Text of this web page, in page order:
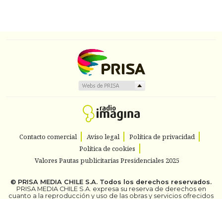
Contacto comercial Aviso legal
Política de privacidad
Política de cookies
Valores Pautas publicitarias Presidenciales 2025
© PRISA MEDIA CHILE S.A. Todos los derechos reservados.
PRISA MEDIA CHILE S.A. expresa su reserva de derechos en
cuanto a la reproducción y uso de las obras y servicios ofrecidos